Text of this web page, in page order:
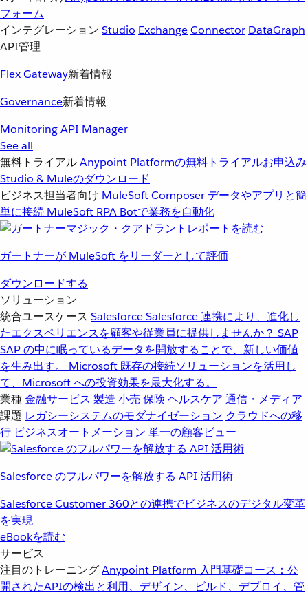
フォーム
インテグレーション Studio ExchangeConnector DataGraph
API管理
Flex Gateway新着情報
Governance新着情報
MonitoringAPI Manager
See all
無料トライアルAnypoint Platformの無料トライアルお申込み
Studio & Muleのダウンロード
ビジネス担当者向け MuleSoft Composer データやアプリと簡
単に接続 MuleSoft RPA Botで業務を自動化
ガートナーが MuleSoft をリーダーとして評価
ダウンロードする
ソリューション
統合ユースケース SalesforceSalesforce 連携により、進化し
たエクスペリエンスを顧客や従業員に提供しませんか？ SAP
SAP の中に眠っているデータを開放することで、新しい価値
を生み出す。
Microsoft 既存の接続ソリューションを活用し
て、Microsoft への投資効果を最大化する。
業種金融サービス 製造 小売 保険 ヘルスケア 通信・メディア
課題 レガシーシステムのモダナイゼーション クラウドへの移
行 ビジネスオートメーション 単一の顧客ビュー
Salesforce のフルパワーを解放する API 活用術
Salesforce Customer 360との連携でビジネスのデジタル変革
を実現
eBookを読む
サービス
注目のトレーニングAnypoint Platform 入門基礎コース：公
開されたAPIの検出と利用、デザイン、ビルド、デプロイ、管